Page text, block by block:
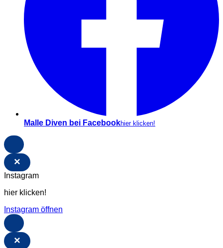
Malle Diven bei Facebookhier klicken!
×
Instagram
hier klicken!
Instagram öffnen
×